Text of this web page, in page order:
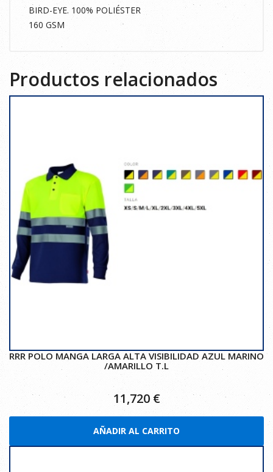
BIRD-EYE. 100% POLIÉSTER
160 GSM
Productos relacionados
RRR POLO MANGA LARGA ALTA VISIBILIDAD AZUL MARINO
/AMARILLO T.L
11,720€
AÑADIR AL CARRITO